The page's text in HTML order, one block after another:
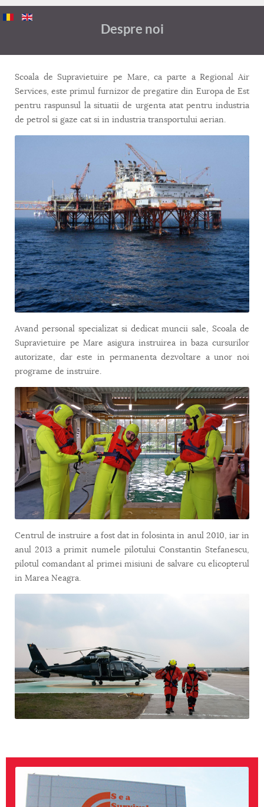
Despre noi
Scoala de Supravietuire pe Mare, ca parte a Regional Air
Services, este primul furnizor de pregatire din Europa de Est
pentru raspunsul la situatii de urgenta atat pentru industria
de petrol si gaze cat si in industria transportului aerian.
Avand personal specializat si dedicat muncii sale, Scoala de
Supravietuire pe Mare asigura instruirea in baza cursurilor
autorizate, dar este in permanenta dezvoltare a unor noi
programe de instruire.
Centrul de instruire a fost dat in folosinta in anul 2010, iar in
anul 2013 a primit numele pilotului Constantin Stefanescu,
pilotul comandant al primei misiuni de salvare cu elicopterul
in Marea Neagra.